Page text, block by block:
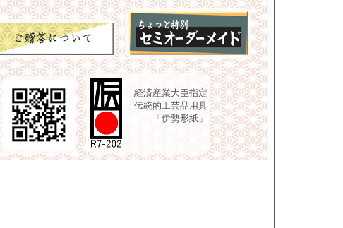
経済産業大臣指定
伝統的工芸品用具
「伊勢形紙」